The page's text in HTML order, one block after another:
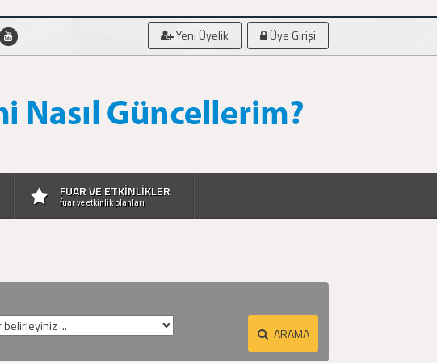
Yeni Üyelik Üye Girişi
FUAR VE ETKİNLİKLER
fuar ve etkinlik planları
ARAMA